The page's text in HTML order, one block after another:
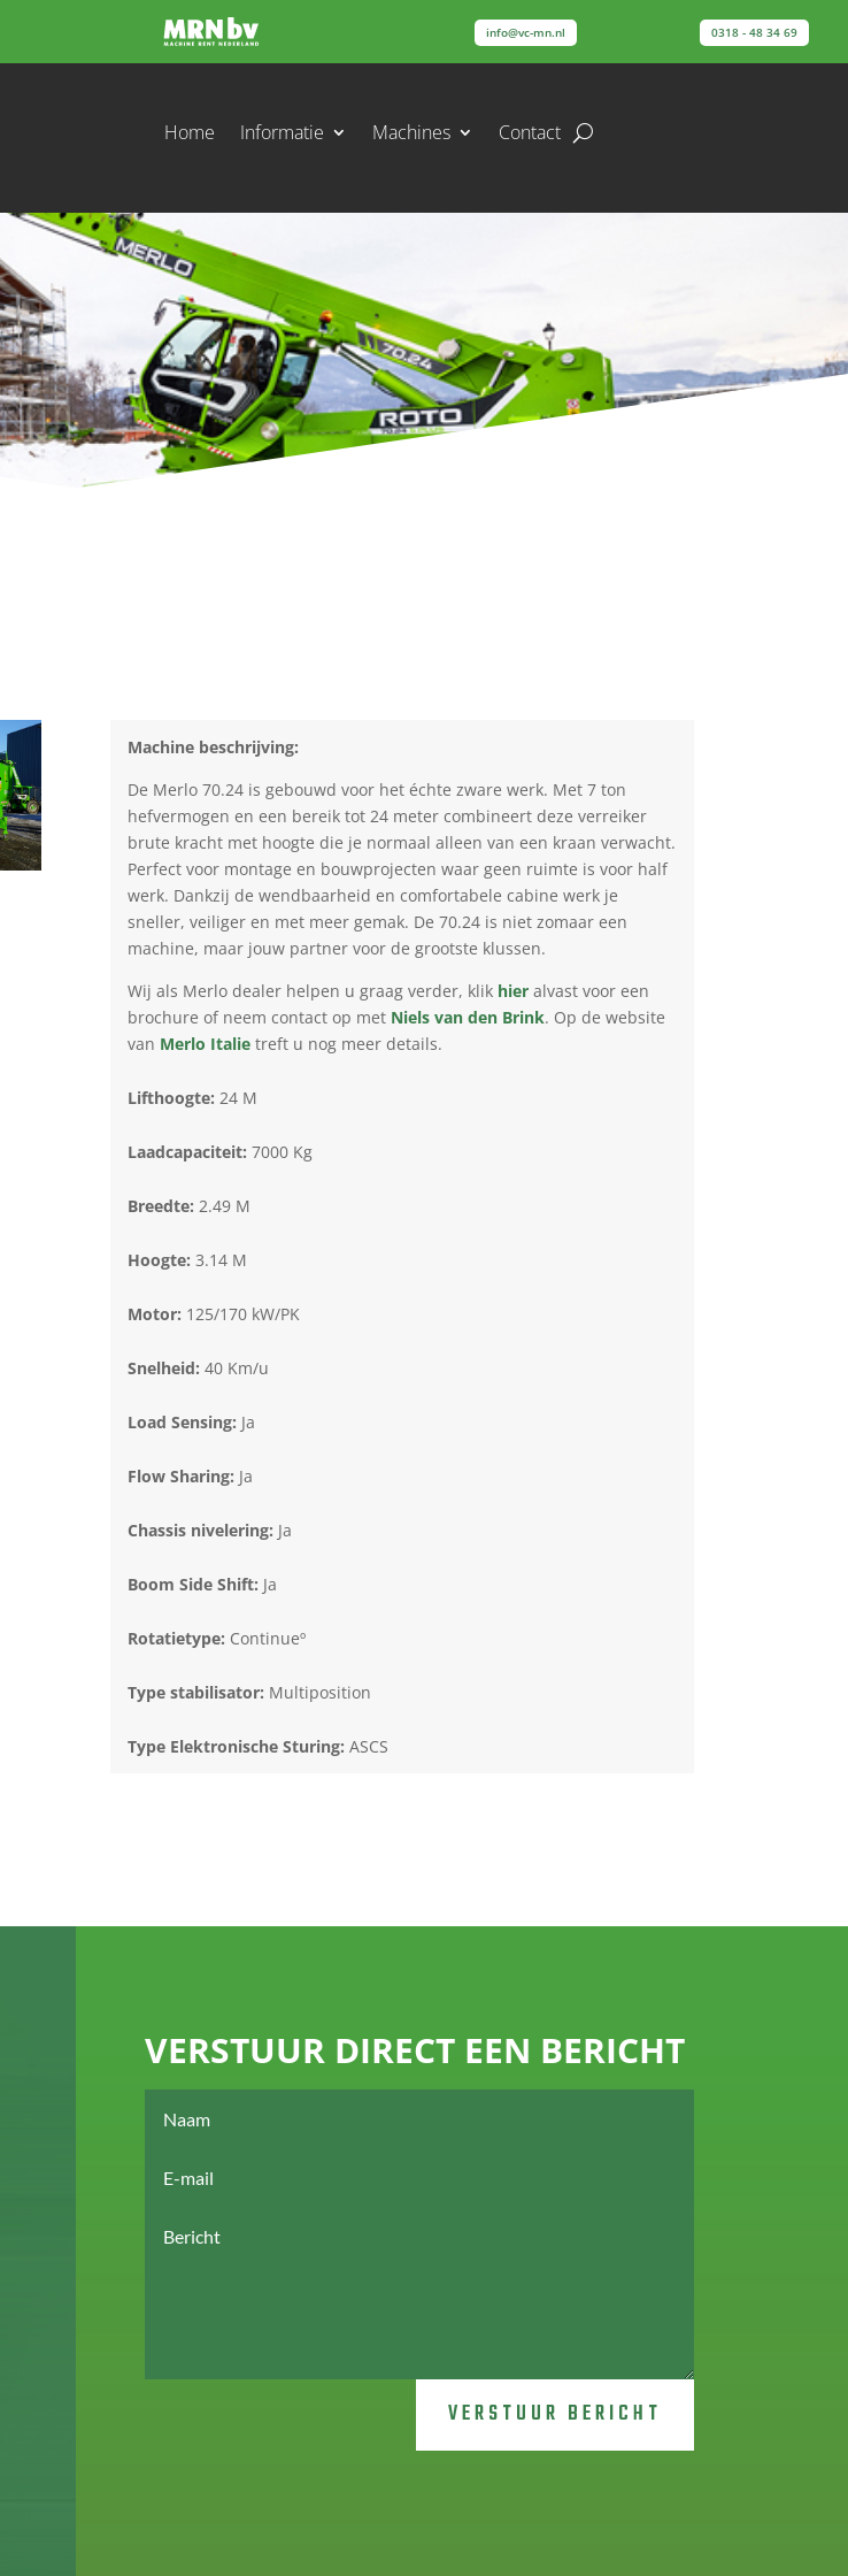
info@vc-mn.nl 0318 - 48 34 69
Home Informatie Machines Contact
Machine beschrijving:
De Merlo 70.24 is gebouwd voor het échte zware werk. Met 7 ton
hefvermogen en een bereik tot 24 meter combineert deze verreiker
brute kracht met hoogte die je normaal alleen van een kraan verwacht.
Perfect voor montage en bouwprojecten waar geen ruimte is voor half
werk. Dankzij de wendbaarheid en comfortabele cabine werk je
sneller, veiliger en met meer gemak. De 70.24 is niet zomaar een
machine, maar jouw partner voor de grootste klussen.
Wij als Merlo dealer helpen u graag verder, klik hieralvast voor een
brochure of neem contact op met Niels van den Brink. Op de website
van Merlo Italie treft u nog meer details.
Lifthoogte: 24 M
Laadcapaciteit: 7000 Kg
Breedte: 2.49 M
Hoogte: 3.14 M
Motor: 125/170 kW/PK
Snelheid: 40 Km/u
Load Sensing: Ja
Flow Sharing: Ja
Chassis nivelering: Ja
Boom Side Shift: Ja
Rotatietype: Continueº
Type stabilisator: Multiposition
Type Elektronische Sturing: ASCS
VERSTUUR DIRECT EEN BERICHT
VERSTUUR BERICHT